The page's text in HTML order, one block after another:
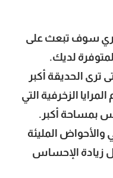
سوف تبعث على
لديك.
ترى الحديقة أكبر
الزخرفية التي
بمساحة أكبر.
والأحواض المليئة
زيادة الإحساس